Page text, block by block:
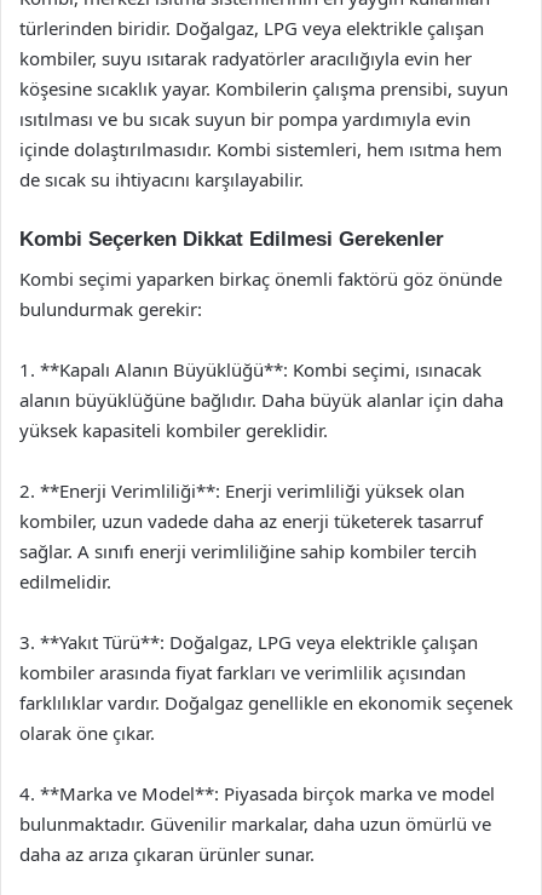
türlerinden biridir. Doğalgaz, LPG veya elektrikle çalışan
kombiler, suyu ısıtarak radyatörler aracılığıyla evin her
köşesine sıcaklık yayar. Kombilerin çalışma prensibi, suyun
ısıtılması ve bu sıcak suyun bir pompa yardımıyla evin
içinde dolaştırılmasıdır. Kombi sistemleri, hem ısıtma hem
de sıcak su ihtiyacını karşılayabilir.
Kombi Seçerken Dikkat Edilmesi Gerekenler
Kombi seçimi yaparken birkaç önemli faktörü göz önünde
bulundurmak gerekir:
1. **Kapalı Alanın Büyüklüğü**: Kombi seçimi, ısınacak
alanın büyüklüğüne bağlıdır. Daha büyük alanlar için daha
yüksek kapasiteli kombiler gereklidir.
2. **Enerji Verimliliği**: Enerji verimliliği yüksek olan
kombiler, uzun vadede daha az enerji tüketerek tasarruf
sağlar. A sınıfı enerji verimliliğine sahip kombiler tercih
edilmelidir.
3. **Yakıt Türü**: Doğalgaz, LPG veya elektrikle çalışan
kombiler arasında fiyat farkları ve verimlilik açısından
farklılıklar vardır. Doğalgaz genellikle en ekonomik seçenek
olarak öne çıkar.
4. **Marka ve Model**: Piyasada birçok marka ve model
bulunmaktadır. Güvenilir markalar, daha uzun ömürlü ve
daha az arıza çıkaran ürünler sunar.